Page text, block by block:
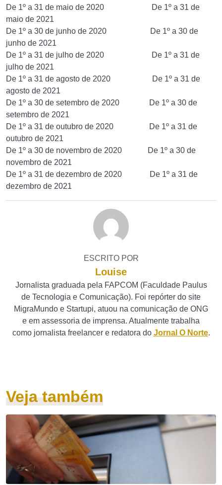
De 1º a 31 de maio de 2020 De 1º a 31 de
maio de 2021
De 1º a 30 de junho de 2020 De 1º a 30 de
junho de 2021
De 1º a 31 de julho de 2020 De 1º a 31 de
julho de 2021
De 1º a 31 de agosto de 2020 De 1º a 31 de
agosto de 2021
De 1º a 30 de setembro de 2020 De 1º a 30 de
setembro de 2021
De 1º a 31 de outubro de 2020 De 1º a 31 de
outubro de 2021
De 1º a 30 de novembro de 2020 De 1º a 30 de
novembro de 2021
De 1º a 31 de dezembro de 2020 De 1º a 31 de
dezembro de 2021
ESCRITO POR
Louise
Jornalista graduada pela FAPCOM (Faculdade Paulus
de Tecnologia e Comunicação). Foi repórter do site
MigraMundo e Startupi, atuou na comunicação de ONG
e em assessoria de imprensa. Atualmente trabalha
como jornalista freelancer e redatora do Jornal O Norte.
Veja também